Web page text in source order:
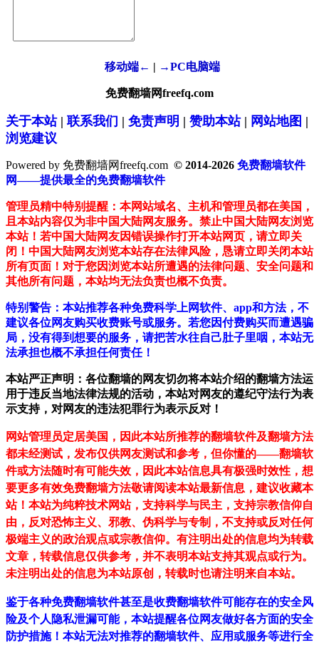
移动端← | →PC电脑端
免费翻墙网freefq.com
关于本站| 联系我们 | 免责声明 | 赞助本站| 网站地图 |
浏览建议
Powered by 免费翻墙网freefq.com © 2014-2026 免费翻墙软件
网——提供最全的免费翻墙软件
管理员精中特别提醒：本网站域名、主机和管理员都在美国，
且本站内容仅为非中国大陆网友服务。禁止中国大陆网友浏览
本站！若中国大陆网友因错误操作打开本站网页，请立即关
闭！中国大陆网友浏览本站存在法律风险，恳请立即关闭本站
所有页面！对于您因浏览本站所遭遇的法律问题、安全问题和
其他所有问题，本站均无法负责也概不负责。
特别警告：本站推荐各种免费科学上网软件、app和方法，不
建议各位网友购买收费账号或服务。若您因付费购买而遭遇骗
局，没有得到想要的服务，请把苦水往自己肚子里咽，本站无
法承担也概不承担任何责任！
本站严正声明：各位翻墙的网友切勿将本站介绍的翻墙方法运
用于违反当地法律法规的活动，本站对网友的遵纪守法行为表
示支持，对网友的违法犯罪行为表示反对！
网站管理员定居美国，因此本站所推荐的翻墙软件及翻墙方法
都未经测试，发布仅供网友测试和参考，但你懂的——翻墙软
件或方法随时有可能失效，因此本站信息具有极强时效性，想
要更多有效免费翻墙方法敬请阅读本站最新信息，建议收藏本
站！ 本站为纯粹技术网站，支持科学与民主，支持宗教信仰自
由，反对恐怖主义、邪教、伪科学与专制，不支持或反对任何
极端主义的政治观点或宗教信仰。有注明出处的信息均为转载
文章，转载信息仅供参考，并不表明本站支持其观点或行为。
未注明出处的信息为本站原创，转载时也请注明来自本站。
鉴于各种免费翻墙软件甚至是收费翻墙软件可能存在的安全风
险及个人隐私泄漏可能，本站提醒各位网友做好各方面的安全
防护措施！本站无法对推荐的翻墙软件、应用或服务等进行全